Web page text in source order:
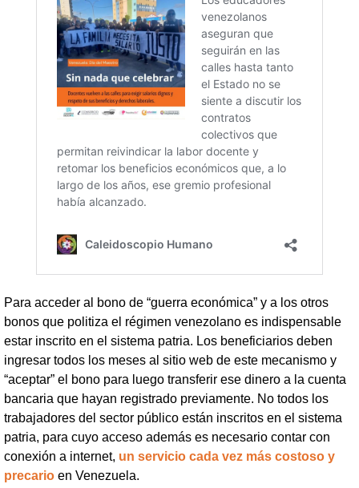
Para acceder al bono de “guerra económica” y a los otros
bonos que politiza el régimen venezolano es indispensable
estar inscrito en el sistema patria. Los beneficiarios deben
ingresar todos los meses al sitio web de este mecanismo y
“aceptar” el bono para luego transferir ese dinero a la cuenta
bancaria que hayan registrado previamente. No todos los
trabajadores del sector público están inscritos en el sistema
patria, para cuyo acceso además es necesario contar con
conexión a internet, un servicio cada vez más costoso y
precario en Venezuela.